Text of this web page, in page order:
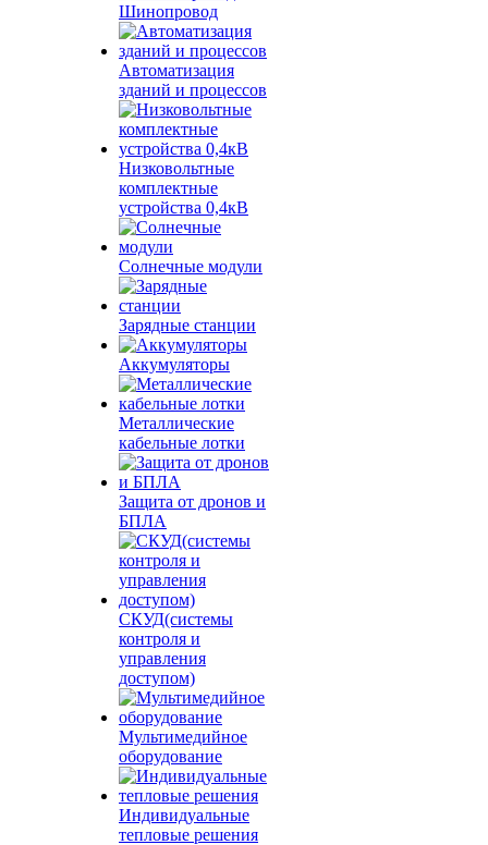
Шинопровод
Автоматизация
зданий и процессов
Низковольтные
комплектные
устройства 0,4кВ
Солнечные модули
Зарядные станции
Аккумуляторы
Металлические
кабельные лотки
Защита от дронов и
БПЛА
СКУД(системы
контроля и
управления
доступом)
Мультимедийное
оборудование
Индивидуальные
тепловые решения